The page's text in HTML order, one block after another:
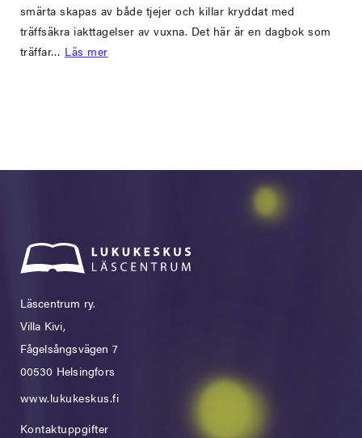
smärta skapas av både tjejer och killar kryddat med
träffsäkra iakttagelser av vuxna. Det här är en dagbok som
träffar… Läs mer
Läscentrum ry.
Villa Kivi,
Fågelsångsvägen 7
00530 Helsingfors
www.lukukeskus.fi
Kontaktuppgifter